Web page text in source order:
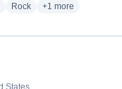
radio stations
Rockradio stations
+1 more genres for
more
States